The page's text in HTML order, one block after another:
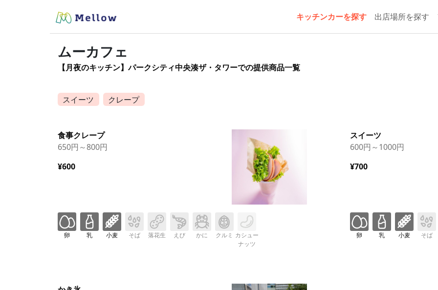
キッチンカーを探す 出店場所を探す
ムーカフェ
【月夜のキッチン】パークシティ中央湊ザ・タワーでの提供商品一覧
スイーツ クレープ
食事クレープ
650円～800円
¥600
卵 乳 小麦 そば 落花生 えび かに クルミ カシュー
ナッツ
スイーツ
600円～1000円
¥700
卵 乳 小麦 そば